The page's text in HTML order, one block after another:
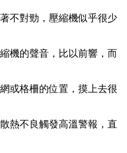
著不對勁，壓縮機似乎很少
機的聲音，比以前響，而
或格柵的位置，摸上去很
熱不良觸發高溫警報，直